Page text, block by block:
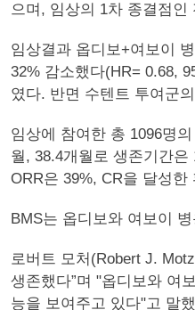
으며, 임상의 1차 종결점
임상결과 옵디보+여보이
32% 감소했다(HR= 0.68,
였다. 반면 수텐트 투여군
임상에 참여한 총 1096명
월, 38.4개월로 생존기간
ORR은 39%, CR을 달성
BMS는 옵디보와 여보이
로버트 모처(Robert J.
생존했다”며 "옵디보와 여
능을 보여주고 있다"고 말